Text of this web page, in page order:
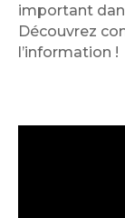
important
Découvrez
l’information !